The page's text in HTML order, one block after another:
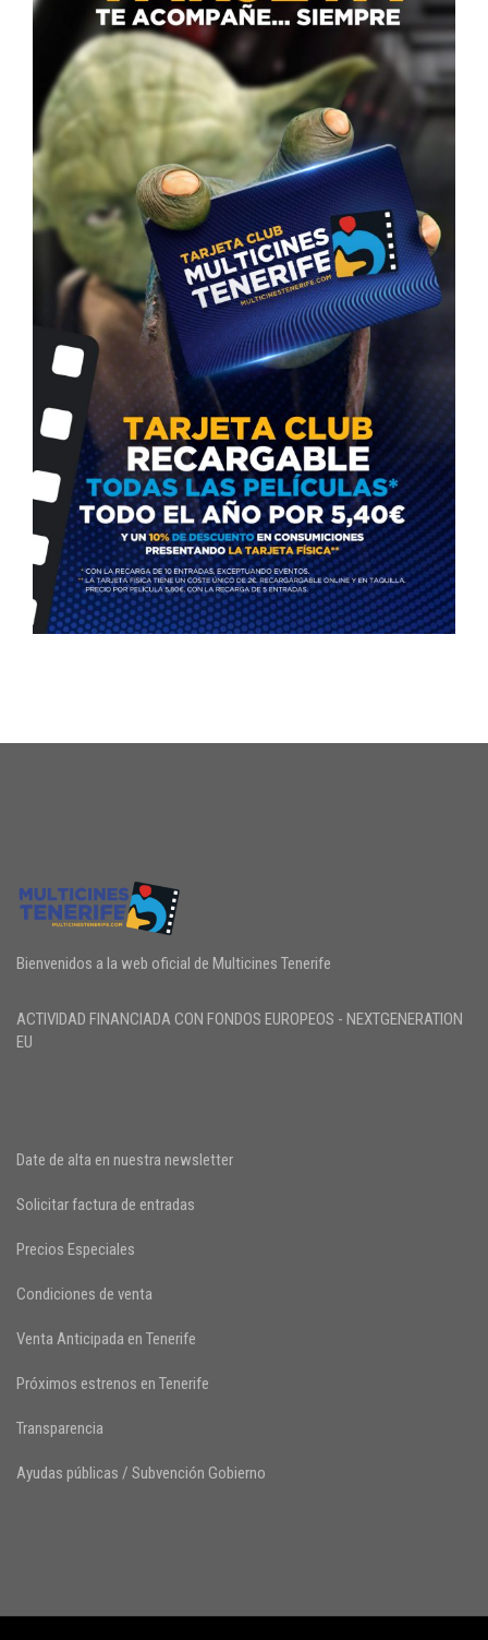
Bienvenidos a la web oficial de Multicines Tenerife
ACTIVIDAD FINANCIADA CON FONDOS EUROPEOS - NEXTGENERATION
EU
Date de alta en nuestra newsletter
Solicitar factura de entradas
Precios Especiales
Condiciones de venta
Venta Anticipada en Tenerife
Próximos estrenos en Tenerife
Transparencia
Ayudas públicas / Subvención Gobierno